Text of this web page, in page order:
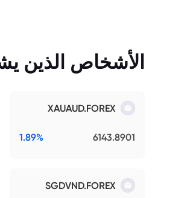
الأشخاص الذين
XAUAUD.FOREX
6143.8901
1.89%
SGDVND.FOREX